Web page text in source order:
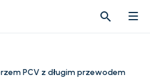
search
search
PCV z długim przewodem